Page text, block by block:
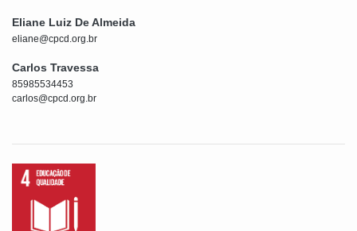
Eliane Luiz De Almeida
eliane@cpcd.org.br
Carlos Travessa
85985534453
carlos@cpcd.org.br